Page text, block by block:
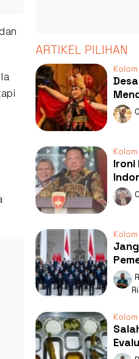
ARTIKEL PILIHAN
Kolom
Kolom
Ironi
Ada
Kolom
Kolom